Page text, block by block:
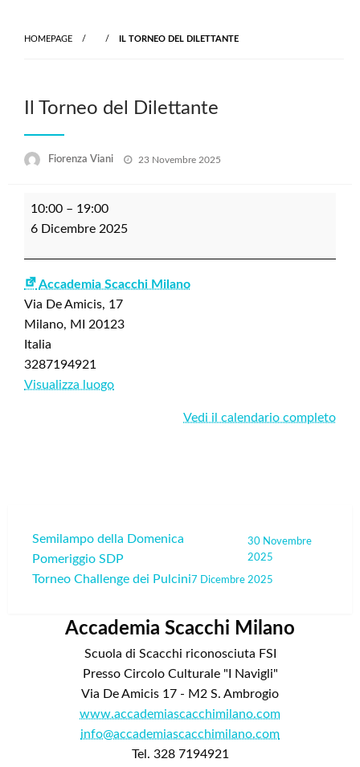
HOMEPAGE IL TORNEO DEL DILETTANTE
Il Torneo del Dilettante
Fiorenza Viani
Posted
23 Novembre 2025
Torneo
Dilettante
10:00 – 19:00
6 Dicembre 2025
Accademia Scacchi Milano
Via De Amicis, 17
Milano, MI
20123
Italia
3287194921
Visualizza luogo
Vedi il calendario completo
Navigazione
articoli
Semilampo della Domenica
Pomeriggio SDP
30 Novembre
2025
Torneo Challenge dei Pulcini 7 Dicembre 2025
Accademia Scacchi Milano
Scuola di Scacchi riconosciuta FSI
Presso Circolo Culturale "I Navigli"
Via De Amicis 17 - M2 S. Ambrogio
www.accademiascacchimilano.com
info@accademiascacchimilano.com
Tel. 328 7194921